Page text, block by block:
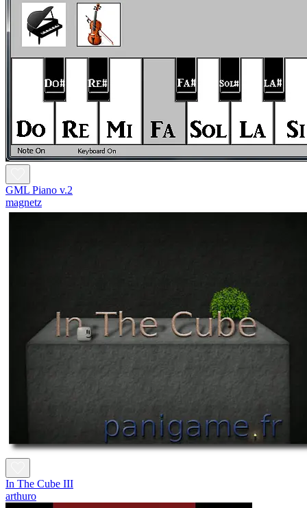
GML Piano v.2
magnetz
In The Cube III
arthuro